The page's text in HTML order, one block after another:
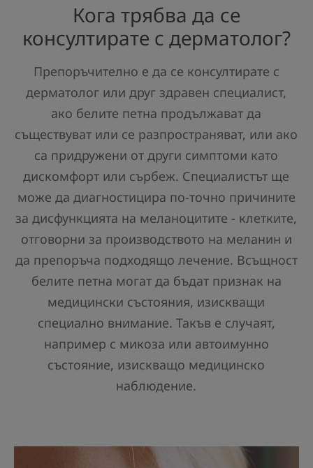
Кога трябва да се
консултирате с дерматолог?
Препоръчително е да се консултирате с
дерматолог или друг здравен специалист,
ако белите петна продължават да
съществуват или се разпространяват, или ако
са придружени от други симптоми като
дискомфорт или сърбеж. Специалистът ще
може да диагностицира по-точно причините
за дисфункцията на меланоцитите - клетките,
отговорни за производството на меланин и
да препоръча подходящо лечение. Всъщност
белите петна могат да бъдат признак на
медицински състояния, изискващи
специално внимание. Такъв е случаят,
например с микоза или автоимунно
състояние, изискващо медицинско
наблюдение.